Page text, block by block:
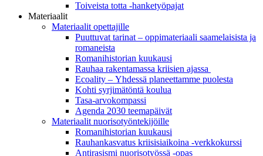
Toiveista totta -hanketyöpajat
Materiaalit
Materiaalit opettajille
Puuttuvat tarinat – oppi­materiaali saamelaisista ja
romaneista
Romanihistorian kuukausi
Rauhaa rakentamassa kriisien ajassa
Ecoality – Yhdessä planeettamme puolesta
Kohti syrjimä­töntä koulua
Tasa-arvokompassi
Agenda 2030 teemapäivät
Materiaalit nuorisotyöntekijöille
Romanihistorian kuukausi
Rauhankasvatus kriisisiaikoina -verkkokurssi
Antirasismi nuorisotyössä -opas